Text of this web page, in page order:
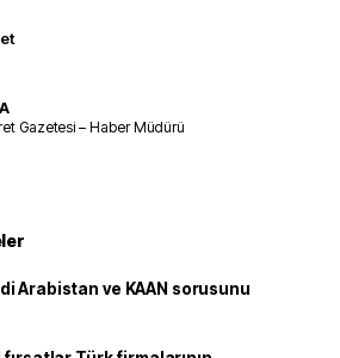
Gazetesi – Haber Müdürü
Arabistan ve KAAN sorusunu